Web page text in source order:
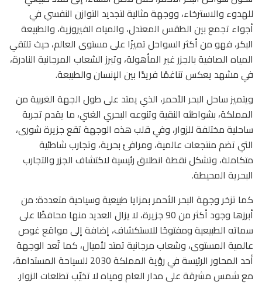
للهدوء والاسترخاء، ووجهة مثالية لتجديد التوازن النفسي في
أجواء تجمع بين الطقس المعتدل، والمياه الفيروزية، والطبيعة
البكر، فهو من أكثر السواحل تميزًا على مستوى العالم، حيث تلتقي
المياه الصافية بالجزر غير المأهولة، وتبرز الشعاب المرجانية النادرة،
في مشهد يعكس تناغمًا فريدًا بين الإنسان والطبيعة.
ويتميز ساحل البحر الأحمر، الذي يمتد على طول الجهة الغربية من
المملكة، بشواطئه النقية وتنوعه البحري الغني، ما يقدم تجربة
ساحلية مختلفة للزوار، وفي قلب هذه الوجهة تقع جزيرة شورى،
التي تضم منتجعات عالمية، ومرافئ بحرية، وتجارب شاطئية
متكاملة، وتشكل نقطة انطلاق رئيسية لاكتشاف الجزر والتجارب
البحرية المحيطة.
كما تزخر وجهة البحر الأحمر بمزايا طبيعية وسياحية متعددة؛ من
أبرزها وجود أكثر من 90 جزيرة، لا يزال العديد منها محافظًا على
سماته الطبيعية ومفتوحًا للاستكشاف، إضافة إلى مواقع غوص
عالمية المستوى، وشعاب مرجانية تمتد لأميال، كما تُعد الوجهة
أحد المحاور الرئيسة في رؤية المملكة 2030 للسياحة المستدامة،
مع شمس مشرقة على مدار العام ومياه لا تخيّب تطلعات الزوار.